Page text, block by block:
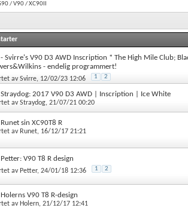
/ V90 / XC90II
- Svirre's V90 D3 AWD Inscription * The High Mile Club;
- endelig programmert!
avSvirre, 12/02/23 12:06 1 2
Straydog: 2017 V90 D3 AWD | Inscription | Ice White
avStraydog, 21/07/21 00:20
Runet sin XC90T8 R
av Runet, 16/12/17 21:21
Petter: V90 T8 R design
av Petter, 24/01/18 12:36 1 2
Holerns V90 T8 R-design
av Holern, 21/12/17 12:41